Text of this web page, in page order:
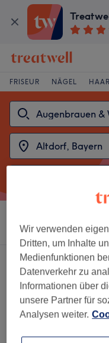
FRISEUR NÄGEL
Sortieren nach
2 Salons die anbieten:
augenbrauen & wimpern
Wir verwenden
Dritten, um Inhalte
Medienfunktionen
Datenverkehr zu
Informationen über
unsere Partner für
Analysen weiter.